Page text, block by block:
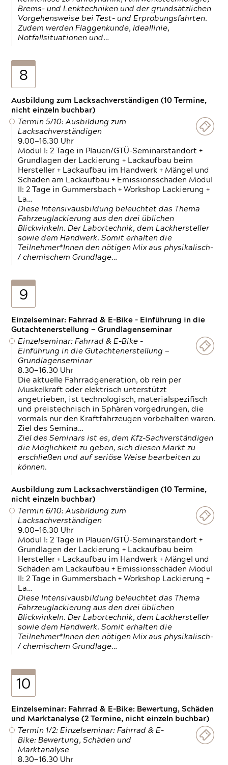
Brems- und Lenktechniken und der grundsätzlichen
Vorgehensweise bei Test- und Erprobungsfahrten.
Zudem werden Flaggenkunde, Ideallinie,
Notfallsituationen und…
8
Ausbildung zum Lacksachverständigen (10 Termine,
nicht einzeln buchbar)
Termin 5/10: Ausbildung zum
Lacksachverständigen
9.00—16.30 Uhr
Modul I: 2 Tage in Plauen/GTÜ-Seminarstandort +
Grundlagen der Lackierung + Lackaufbau beim
Hersteller + Lackaufbau im Handwerk + Mängel und
Schäden am Lackaufbau + Emissionsschäden Modul
II: 2 Tage in Gummersbach + Workshop Lackierung +
La…
Diese Intensivausbildung beleuchtet das Thema
Fahrzeuglackierung aus den drei üblichen
Blickwinkeln. Der Labortechnik, dem Lackhersteller
sowie dem Handwerk. Somit erhalten die
Teilnehmer*Innen den nötigen Mix aus physikalisch-
/ chemischem Grundlage…
9
Einzelseminar: Fahrrad & E-Bike - Einführung in die
Gutachtenerstellung — Grundlagenseminar
Einzelseminar: Fahrrad & E-Bike -
Einführung in die Gutachtenerstellung —
Grundlagenseminar
8.30—16.30 Uhr
Die aktuelle Fahrradgeneration, ob rein per
Muskelkraft oder elektrisch unterstützt
angetrieben, ist technologisch, materialspezifisch
und preistechnisch in Sphären vorgedrungen, die
vormals nur den Kraftfahrzeugen vorbehalten waren.
Ziel des Semina…
Ziel des Seminars ist es, dem Kfz-Sachverständigen
die Möglichkeit zu geben, sich diesen Markt zu
erschließen und auf seriöse Weise bearbeiten zu
können.
Ausbildung zum Lacksachverständigen (10 Termine,
nicht einzeln buchbar)
Termin 6/10: Ausbildung zum
Lacksachverständigen
9.00—16.30 Uhr
Modul I: 2 Tage in Plauen/GTÜ-Seminarstandort +
Grundlagen der Lackierung + Lackaufbau beim
Hersteller + Lackaufbau im Handwerk + Mängel und
Schäden am Lackaufbau + Emissionsschäden Modul
II: 2 Tage in Gummersbach + Workshop Lackierung +
La…
Diese Intensivausbildung beleuchtet das Thema
Fahrzeuglackierung aus den drei üblichen
Blickwinkeln. Der Labortechnik, dem Lackhersteller
sowie dem Handwerk. Somit erhalten die
Teilnehmer*Innen den nötigen Mix aus physikalisch-
/ chemischem Grundlage…
10
Einzelseminar: Fahrrad & E-Bike: Bewertung, Schäden
und Marktanalyse (2 Termine, nicht einzeln buchbar)
Termin 1/2: Einzelseminar: Fahrrad & E-
Bike: Bewertung, Schäden und
Marktanalyse
8.30—16.30 Uhr